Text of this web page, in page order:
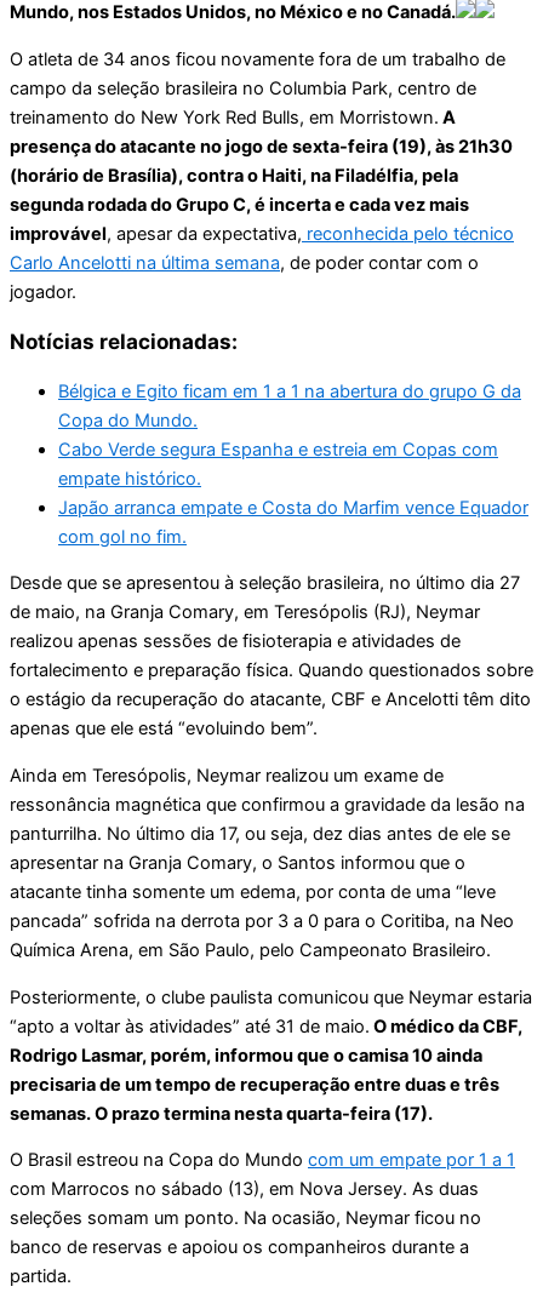
Mundo, nos Estados Unidos, no México e no Canadá.
O atleta de 34 anos ficou novamente fora de um trabalho de
campo da seleção brasileira no Columbia Park, centro de
treinamento do New York Red Bulls, em Morristown. A
presença do atacante no jogo de sexta-feira (19), às 21h30
(horário de Brasília), contra o Haiti, na Filadélfia, pela
segunda rodada do Grupo C, é incerta e cada vez mais
improvável, apesar da expectativa, reconhecida pelo técnico
Carlo Ancelotti na última semana, de poder contar com o
jogador.
Notícias relacionadas:
Bélgica e Egito ficam em 1 a 1 na abertura do grupo G da
Copa do Mundo.
Cabo Verde segura Espanha e estreia em Copas com
empate histórico.
Japão arranca empate e Costa do Marfim vence Equador
com gol no fim.
Desde que se apresentou à seleção brasileira, no último dia 27
de maio, na Granja Comary, em Teresópolis (RJ), Neymar
realizou apenas sessões de fisioterapia e atividades de
fortalecimento e preparação física. Quando questionados sobre
o estágio da recuperação do atacante, CBF e Ancelotti têm dito
apenas que ele está “evoluindo bem”.
Ainda em Teresópolis, Neymar realizou um exame de
ressonância magnética que confirmou a gravidade da lesão na
panturrilha. No último dia 17, ou seja, dez dias antes de ele se
apresentar na Granja Comary, o Santos informou que o
atacante tinha somente um edema, por conta de uma “leve
pancada” sofrida na derrota por 3 a 0 para o Coritiba, na Neo
Química Arena, em São Paulo, pelo Campeonato Brasileiro.
Posteriormente, o clube paulista comunicou que Neymar estaria
“apto a voltar às atividades” até 31 de maio. O médico da CBF,
Rodrigo Lasmar, porém, informou que o camisa 10 ainda
precisaria de um tempo de recuperação entre duas e três
semanas. O prazo termina nesta quarta-feira (17).
O Brasil estreou na Copa do Mundo com um empate por 1 a 1
com Marrocos no sábado (13), em Nova Jersey. As duas
seleções somam um ponto. Na ocasião, Neymar ficou no
banco de reservas e apoiou os companheiros durante a
partida.